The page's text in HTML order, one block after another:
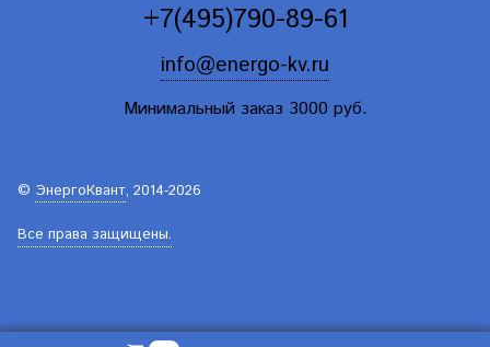
+7(495)790-89-61
info@energo-kv.ru
Минимальный заказ 3000 руб.
© ЭнергоКвант, 2014-2026
Все права защищены.